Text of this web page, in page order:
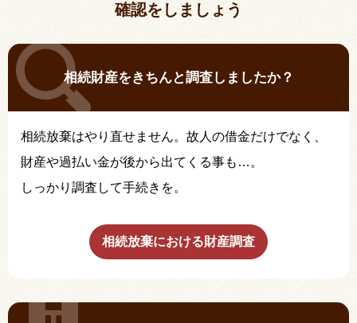
確認をしましょう
相続財産をきちんと調査しましたか？
相続放棄はやり直せません。故人の借金だけでなく、
財産や過払い金が後から出てくる事も…。
しっかり調査して手続きを。
相続放棄における財産調査